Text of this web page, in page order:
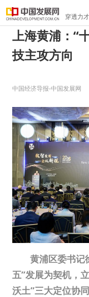
穿透力
上海黄浦：“
技主攻方向
中国经济导报-中国发展网
黄浦区委书记
五”发展为契机，
沃土”三大定位协